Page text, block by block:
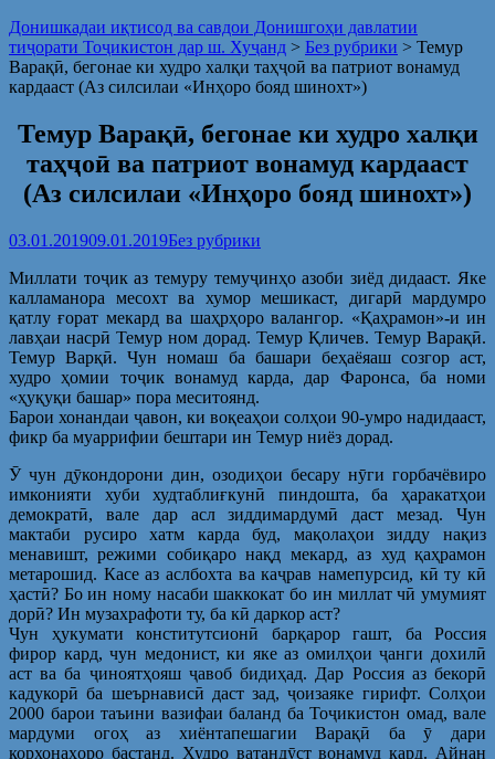
Донишкадаи иқтисод ва савдои Донишгоҳи давлатии
тиҷорати Тоҷикистон дар ш. Хуҷанд > Без рубрики > Темур
Варақӣ, бегонае ки худро халқи таҳҷоӣ ва патриот вонамуд
кардааст (Аз силсилаи «Инҳоро бояд шинохт»)
Темур Варақӣ, бегонае ки худро халқи
таҳҷоӣ ва патриот вонамуд кардааст
(Аз силсилаи «Инҳоро бояд шинохт»)
03.01.201909.01.2019Без рубрики
Миллати тоҷик аз темуру темуҷинҳо азоби зиёд дидааст. Яке
калламанора месохт ва хумор мешикаст, дигарӣ мардумро
қатлу ғорат мекард ва шаҳрҳоро валангор. «Қаҳрамон»-и ин
лавҳаи насрӣ Темур ном дорад. Темур Қличев. Темур Варақӣ.
Темур Варқӣ. Чун номаш ба башари беҳаёяаш созгор аст,
худро ҳомии тоҷик вонамуд карда, дар Фаронса, ба номи
«ҳуқуқи башар» пора меситоянд.
Барои хонандаи ҷавон, ки воқеаҳои солҳои 90-умро надидааст,
фикр ба муаррифии бештари ин Темур ниёз дорад.
Ӯ чун дӯкондорони дин, озодиҳои бесару нӯги горбачёвиро
имконияти хуби худтаблиғкунӣ пиндошта, ба ҳаракатҳои
демократӣ, вале дар асл зиддимардумӣ даст мезад. Чун
мактаби русиро хатм карда буд, мақолаҳои зидду нақиз
менавишт, режими собиқаро нақд мекард, аз худ қаҳрамон
метарошид. Касе аз аслбохта ва каҷрав намепурсид, кӣ ту кӣ
ҳастӣ? Бо ин ному насаби шаккокат бо ин миллат чӣ умумият
дорӣ? Ин музахрафоти ту, ба кӣ даркор аст?
Чун ҳукумати конститутсионӣ барқарор гашт, ба Россия
фирор кард, чун медонист, ки яке аз омилҳои ҷанги дохилӣ
аст ва ба ҷиноятҳояш ҷавоб бидиҳад. Дар Россия аз бекорӣ
кадукорӣ ба шеърнависӣ даст зад, ҷоизаяке гирифт. Солҳои
2000 барои таъини вазифаи баланд ба Тоҷикистон омад, вале
мардуми огоҳ аз хиёнтапешагии Варақӣ ба ӯ дари
корхонаҳоро бастанд. Худро ватандӯст вонамуд кард. Айнан